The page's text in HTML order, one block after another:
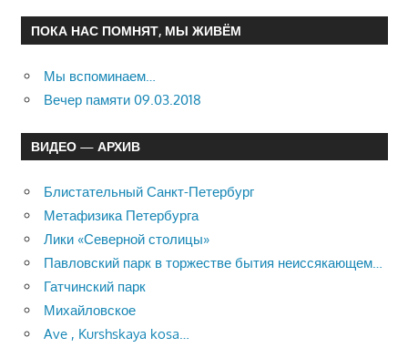
ПОКА НАС ПОМНЯТ, МЫ ЖИВЁМ
Мы вспоминаем…
Вечер памяти 09.03.2018
ВИДЕО — АРХИВ
Блистательный Санкт-Петербург
Метафизика Петербурга
Лики «Северной столицы»
Павловский парк в торжестве бытия неиссякающем…
Гатчинский парк
Михайловское
Ave , Kurshskaya kosa…